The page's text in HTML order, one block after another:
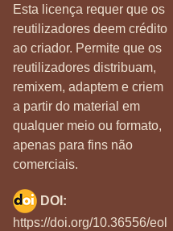
Esta licença requer que os
reutilizadores deem crédito
ao criador. Permite que os
reutilizadores distribuam,
remixem, adaptem e criem
a partir do material em
qualquer meio ou formato,
apenas para fins não
comerciais.
DOI:
https://doi.org/10.36556/eol